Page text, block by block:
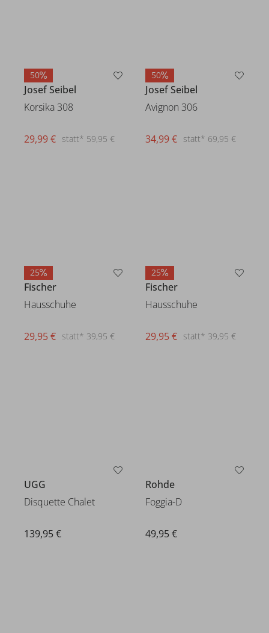
50
Josef Seibel
Korsika 308
statt* 59,95 €
29,99 €
50
Josef Seibel
Avignon 306
statt* 69,95 €
34,99 €
25
Fischer
Hausschuhe
statt* 39,95 €
29,95 €
25
Fischer
Hausschuhe
statt* 39,95 €
29,95 €
UGG
Disquette Chalet
139,95 €
Rohde
Foggia-D
49,95 €